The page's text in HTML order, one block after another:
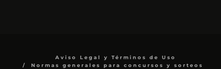
Aviso Legal y Términos de Uso
Normas generales para concursos y sorteos